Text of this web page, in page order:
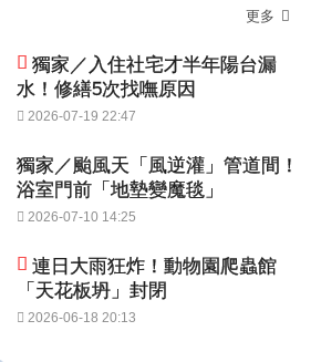
更多
獨家／入住社宅才半年陽台漏
水！修繕5次找嘸原因
2026-07-19 22:47
獨家／颱風天「風逆灌」管道間！
浴室門前「地墊變魔毯」
2026-07-10 14:25
連日大雨狂炸！動物園爬蟲館
「天花板坍」封閉
2026-06-18 20:13